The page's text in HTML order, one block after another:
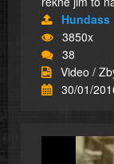
Hundass
3850x
38
Video /
30/01/